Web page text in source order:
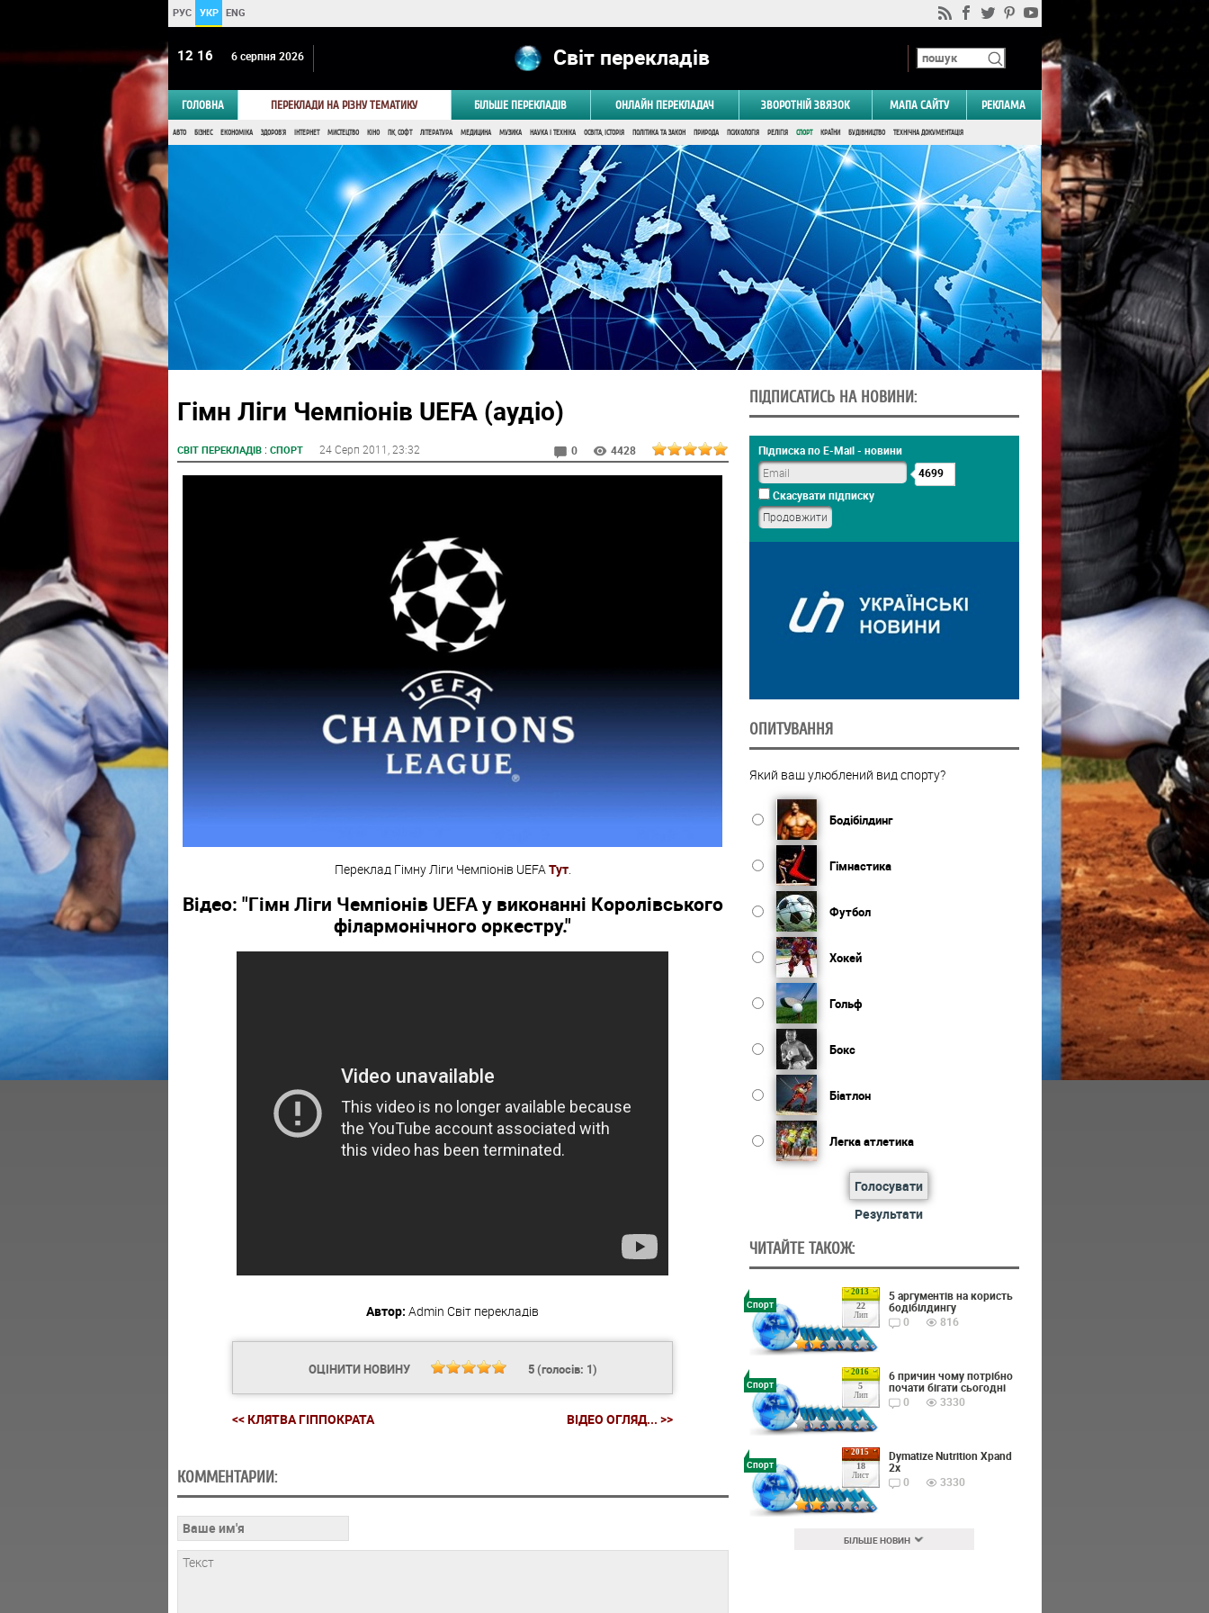
РУС УКР ENG
12 16 6 серпня 2026 Світ перекладів
ГОЛОВНА ПЕРЕКЛАДИ НА РІЗНУ ТЕМАТИКУ БІЛЬШЕ ПЕРЕКЛАДІВ ОНЛАЙН ПЕРЕКЛАДАЧ ЗВОРОТНІЙ ЗВЯЗОК МАПА САЙТУ РЕКЛАМА
АВТО БІЗНЕС ЕКОНОМІКА ЗДОРОВ'Я ІНТЕРНЕТ МИСТЕЦТВО КІНО ПК, СОФТ ЛІТЕРАТУРА МЕДИЦИНА МУЗИКА НАУКА І ТЕХНІКА ОСВІТА, ІСТОРІЯ ПОЛІТИКА ТА ЗАКОН ПРИРОДА ПСИХОЛОГІЯ РЕЛІГІЯ СПОРТ КРАЇНИ БУДІВНИЦТВО ТЕХНІЧНА ДОКУМЕНТАЦІЯ
Гімн Ліги Чемпіонів UEFA (аудіо)
СВІТ ПЕРЕКЛАДІВ: СПОРТ 24 Серп 2011 , 23:32 0 4428
Переклад Гімну Ліги Чемпіонів UEFAТут.
Відео: "Гімн Ліги Чемпіонів UEFA у виконанні Королівського
філармонічного оркестру."
Автор: Admin Світ перекладів
ОЦІНИТИ НОВИНУ 5(голосів: 1)
<< КЛЯТВА ГІППОКРАТА ВІДЕО ОГЛЯД... >>
КОММЕНТАРИИ:
ПІДПИСАТИСЬ НА НОВИНИ:
Підписка по E-Mail - новини
4699
Скасувати підписку
ОПИТУВАННЯ
Який ваш улюблений вид спорту?
Бодібілдинг
Гімнастика
Футбол
Хокей
Гольф
Бокс
Біатлон
Легка атлетика
Голосувати
Результати
ЧИТАЙТЕ ТАКОЖ:
2013
22
Лип
Спорт
5 аргументів на користь
бодібілдингу
0
816
2016
5
Лип
Спорт
6 причин чому потрібно
почати бігати сьогодні
0
3330
2015
18
Лист
Спорт
Dymatize Nutrition Xpand
2x
0
3330
БІЛЬШЕ НОВИН